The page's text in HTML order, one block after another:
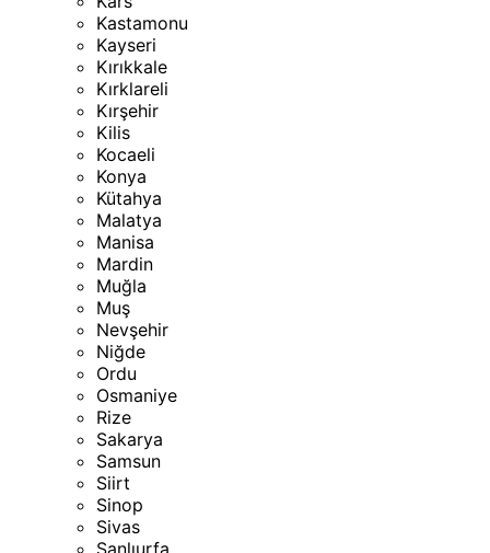
Kastamonu
Kayseri
Kırıkkale
Kırklareli
Kırşehir
Kilis
Kocaeli
Konya
Kütahya
Malatya
Manisa
Mardin
Muğla
Muş
Nevşehir
Niğde
Ordu
Osmaniye
Rize
Sakarya
Samsun
Siirt
Sinop
Sivas
Şanlıurfa